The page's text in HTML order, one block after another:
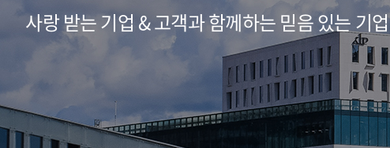
사랑 받는 기업 & 고객과 함께하는 믿음 있는 기업